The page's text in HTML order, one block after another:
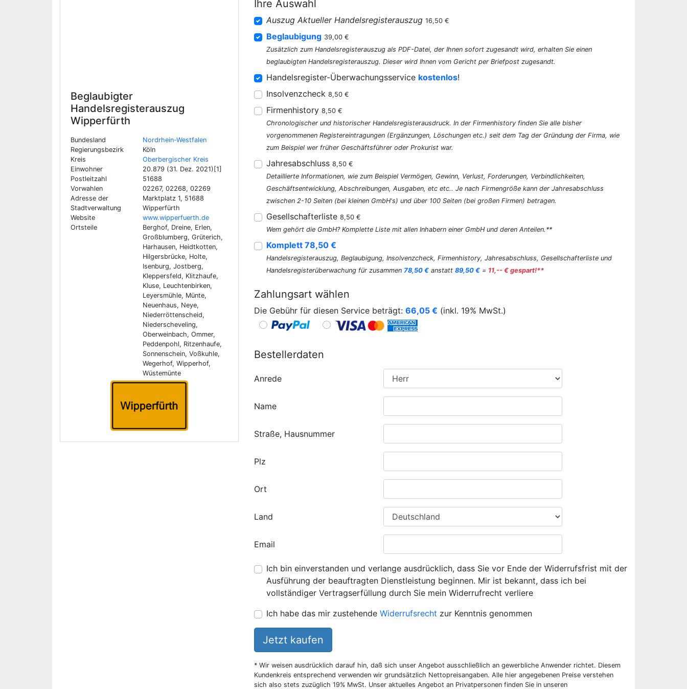
Beglaubigter
Handelsregisterauszug
Wipperfürth
Bundesland
Nordrhein-Westfalen
Regierungsbezirk
Köln
Kreis
Oberbergischer Kreis
Einwohner
20.879 (31. Dez. 2021)[1]
Postleitzahl
51688
Vorwahlen
02267, 02268, 02269
Adresse der
Stadtverwaltung
Marktplatz 1, 51688
Wipperfürth
Website
www.wipperfuerth.de
Ortsteile
Berghof, Dreine, Erlen,
Großblumberg, Grüterich,
Harhausen, Heidtkotten,
Hilgersbrücke, Holte,
Isenburg, Jostberg,
Kleppersfeld, Klitzhaufe,
Kluse, Leuchtenbirken,
Leyersmühle, Münte,
Neuenhaus, Neye,
Niederröttenscheid,
Niederscheveling,
Oberweinbach, Ommer,
Peddenpohl, Ritzenhaufe,
Sonnenschein, Voßkuhle,
Wegerhof, Wipperhof,
Wüstemünte
Ihre Auswahl
Auszug Aktueller Handelsregisterauszug 16,50 €
Beglaubigung 39,00 €
Zusätzlich zum Handelsregisterauszug als PDF-Datei, der Ihnen sofort zugesandt wird, erhalten Sie einen
beglaubigten Handelsregisterauszug. Dieser wird Ihnen vom Gericht per Briefpost zugesandt.
Handelsregister-Überwachungsservice kostenlos!
Insolvenzcheck 8,50 €
Firmenhistory 8,50 €
Chronologischer und historischer Handelsregisterausdruck. In der Firmenhistory finden Sie alle bisher
vorgenommenen Registereintragungen (Ergänzungen, Löschungen etc.) seit dem Tag der Gründung der Firma, wie
zum Beispiel wer früher Geschäftsführer oder Prokurist war.
Jahresabschluss 8,50 €
Detaillierte Informationen, wie zum Beispiel Vermögen, Gewinn, Verlust, Forderungen, Verbindlichkeiten,
Geschäftsentwicklung, Abschreibungen, Ausgaben, etc etc.. Je nach Firmengröße kann der Jahresabschluss
zwischen 2-10 Seiten (bei kleinen GmbH's) und über 100 Seiten (bei großen Firmen) betragen.
Gesellschafterliste 8,50 €
Wem gehört die GmbH? Komplette Liste mit allen Inhabern einer GmbH und deren Anteilen.**
Komplett 78,50 €
Handelsregisterauszug, Beglaubigung, Insolvenzcheck, Firmenhistory, Jahresabschluss, Gesellschafterliste und
Handelsregisterüberwachung für zusammen 78,50 € anstatt 89,50 € = 11,-- € gespart!**
Zahlungsart wählen
Die Gebühr für diesen Service beträgt: 66,05 € (inkl. 19% MwSt.)
Bestellerdaten
Anrede
Name
Straße, Hausnummer
Plz
Ort
Land
Email
Ich bin einverstanden und verlange ausdrücklich, dass Sie vor Ende der Widerrufsfrist mit der
Ausführung der beauftragten Dienstleistung beginnen. Mir ist bekannt, dass ich bei
vollständiger Vertragserfüllung durch Sie mein Widerrufrecht verliere
Ich habe das mir zustehende Widerrufsrecht zur Kenntnis genommen
Jetzt kaufen
* Wir weisen ausdrücklich darauf hin, daß sich unser Angebot ausschließlich an gewerbliche Anwender richtet. Diesem
Kundenkreis entsprechend verwenden wir grundsätzlich Nettopreisangaben. Alle hier angegebenen Preise verstehen
sich also stets zuzüglich 19% MwSt. Unser aktuelles Angebot an Privatpersonen finden Sie in unseren